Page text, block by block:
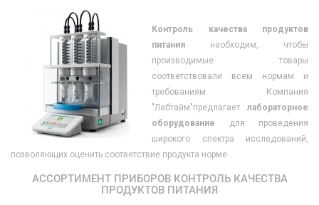
Контроль качества продуктов
питания необходим, чтобы
производимые товары
соответствовали всем нормам и
требованиям. Компания
"Лабтайм"предлагает лабораторное
оборудование
для проведения
широкого спектра исследований,
позволяющих оценить соответствие продукта норме.
АССОРТИМЕНТ ПРИБОРОВ КОНТРОЛЬ КАЧЕСТВА
ПРОДУКТОВ ПИТАНИЯ